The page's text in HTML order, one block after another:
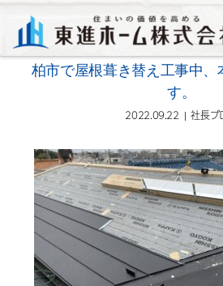
社長ブログ
柏市で屋根葺き替え工事中、
す。
2022.09.22 社長ブ